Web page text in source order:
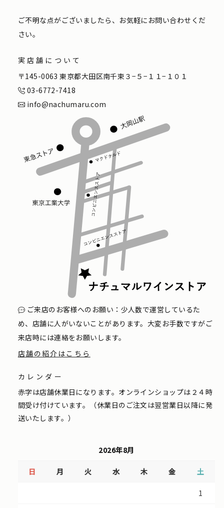
ご不明な点がございましたら、お気軽にお問い合わせくだ
さい。
実店舗について
〒145-0063 東京都大田区南千束３−５−１１−１０１
03-6772-7418
info@nachumaru.com
ご来店のお客様へのお願い：少人数で運営しているた
め、店舗に人がいないことがあります。大変お手数ですがご
来店時には連絡をお願いします。
店舗の紹介はこちら
カレンダー
赤字は店舗休業日になります。オンラインショップは２４時
間受け付けています。（休業日のご注文は翌営業日以降に発
送いたします。）
2026年8月
日 月 火 水 木 金 土
1